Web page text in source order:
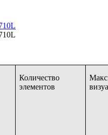
Количество
элементов